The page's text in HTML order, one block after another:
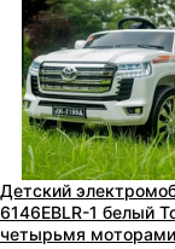
Детский
6146EBLR-1 белый
четырьмя